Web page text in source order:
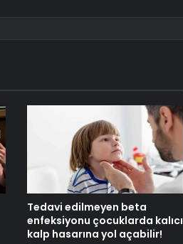
Tedavi edilmeyen beta
enfeksiyonu çocuklarda kalıcı
kalp hasarına yol açabilir!